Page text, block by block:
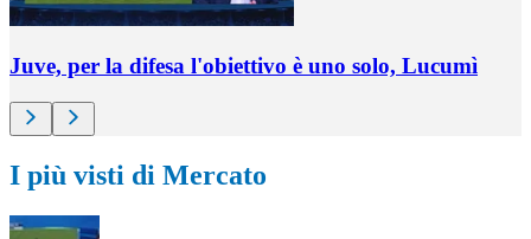
Juve, per la difesa l'obiettivo è uno solo, Lucumì
I più visti di Mercato